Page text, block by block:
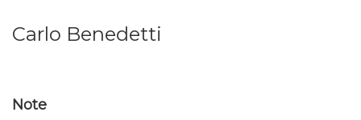
Carlo Benedetti
Note